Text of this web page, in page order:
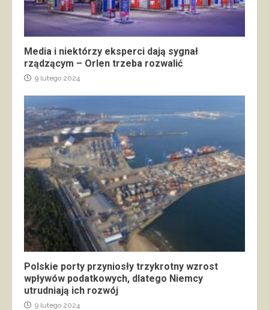
Media i niektórzy eksperci dają sygnał
rządzącym – Orlen trzeba rozwalić
9 lutego 2024
Polskie porty przyniosły trzykrotny wzrost
wpływów podatkowych, dlatego Niemcy
utrudniają ich rozwój
9 lutego 2024